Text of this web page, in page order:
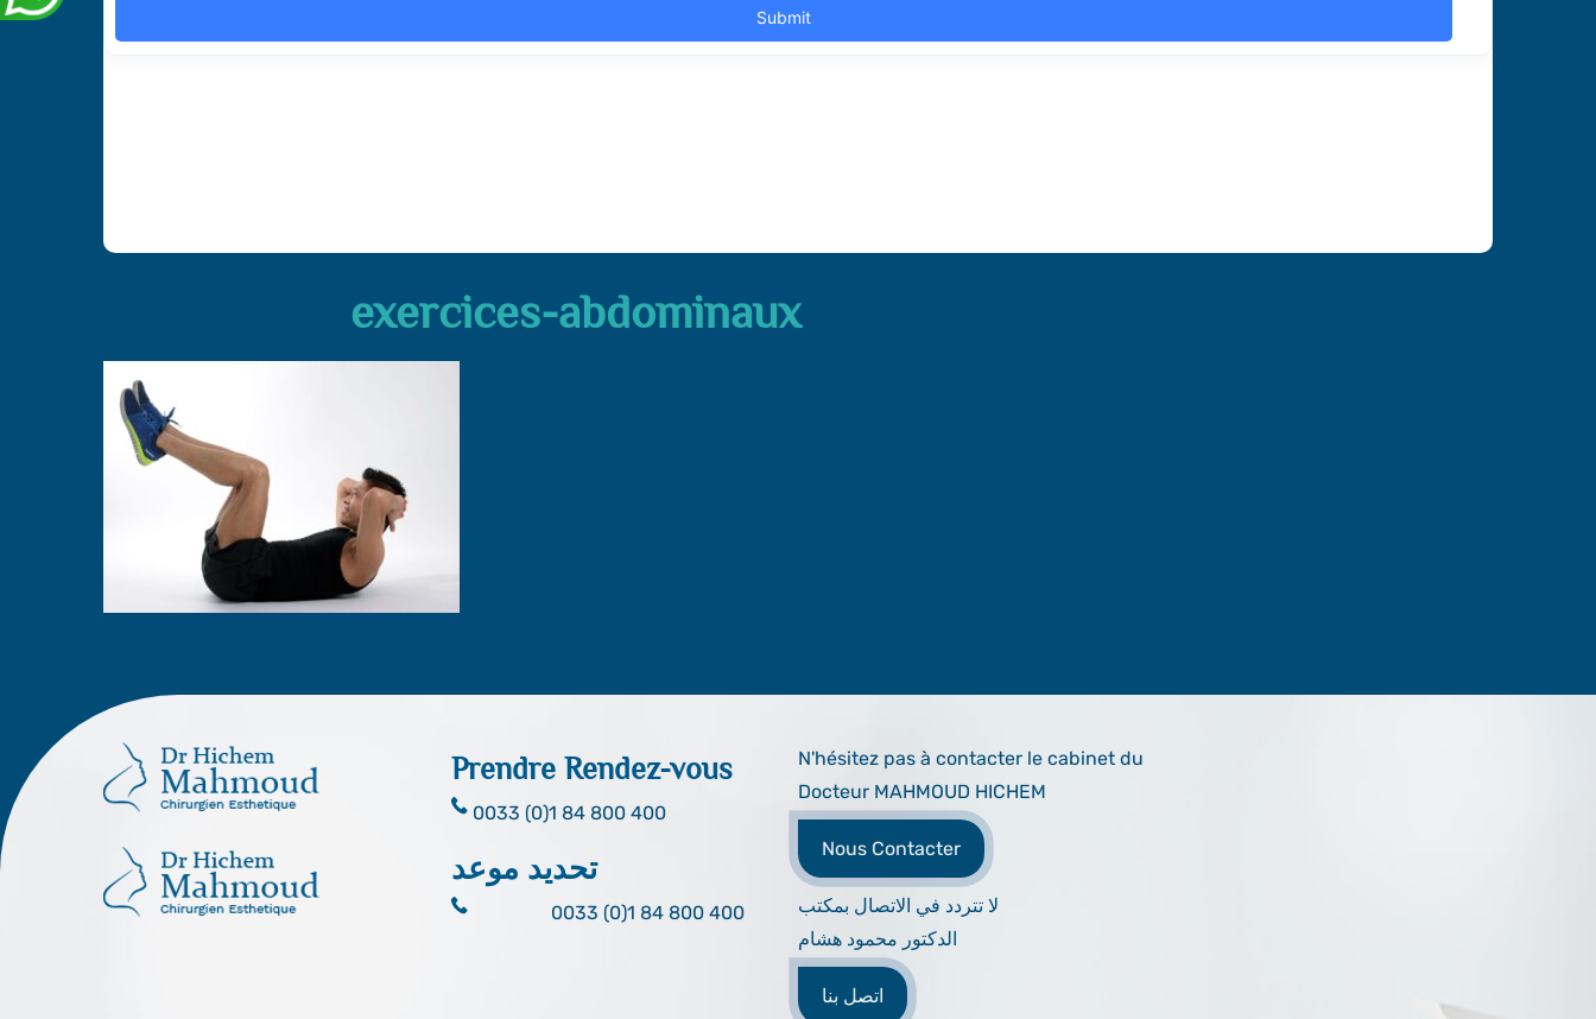
exercices-abdominaux
Prendre Rendez-vous
0033 (0)1 84 800 400
تحديد موعد
0033 (0)1 84 800 400
N'hésitez pas à contacter le cabinet du
Docteur MAHMOUD HICHEM
Nous Contacter
لا تتردد في الاتصال بمكتب
الدكتور محمود هشام
اتصل بنا